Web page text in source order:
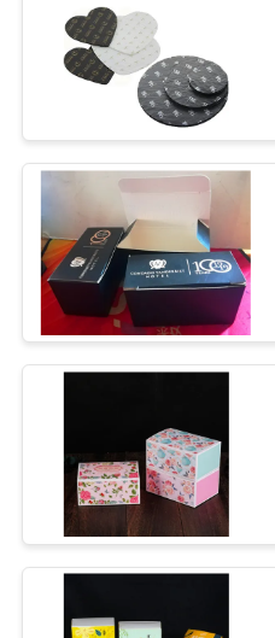
Metallo
Bottiglia
stoccaggio
Brochure